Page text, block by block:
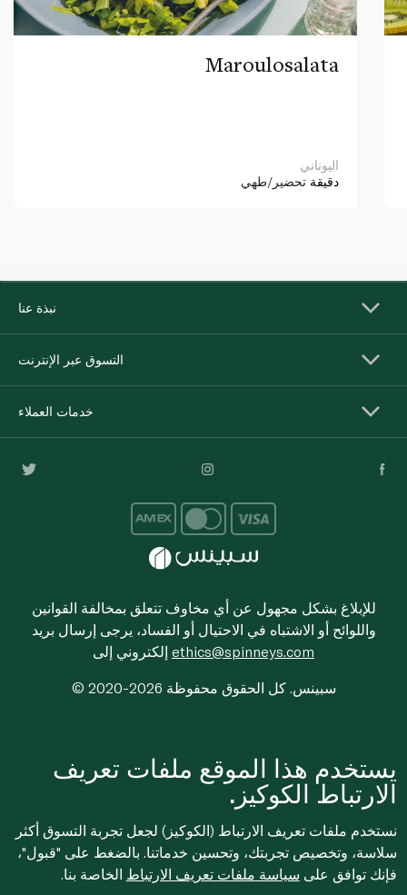
Maroulosalata
اليوناني
دقيقة تحضير/طهي
نبذة عنا
التسوق عبر الإنترنت
خدمات العملاء
للإبلاغ بشكل مجهول عن أي مخاوف تتعلق بمخالفة القوانين
واللوائح أو الاشتباه في الاحتيال أو الفساد، يرجى إرسال بريد
ethics@spinneys.com
© 2020-2026 سبينس. كل الحقوق محفوظة
يستخدم هذا الموقع ملفات تعريف
الارتباط الكوكيز.
نستخدم ملفات تعريف الارتباط (الكوكيز) لجعل تجربة التسوق أكثر
سلاسة، وتخصيص تجربتك، وتحسين خدماتنا. بالضغط على "قبول"،
فإنك توافق على سياسة ملفات تعريف الارتباط الخاصة بنا.